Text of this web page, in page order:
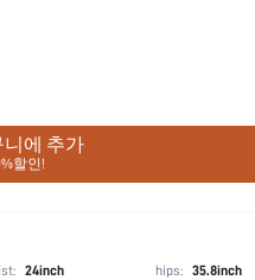
에 추가
할인!
24inch hips: 35.8inch